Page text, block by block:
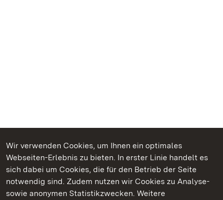
Wir verwenden Cookies, um Ihnen ein optimales
Webseiten-Erlebnis zu bieten. In erster Linie handelt es
sich dabei um Cookies, die für den Betrieb der Seite
notwendig sind. Zudem nutzen wir Cookies zu Analyse-
sowie anonymen Statistikzwecken. Weitere
Kommen. Staunen. Genießen.